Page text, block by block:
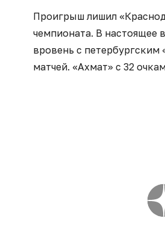
Проигрыш лишил
чемпионата. В настоящее
вровень с петербургским
матчей. «Ахмат» с 32